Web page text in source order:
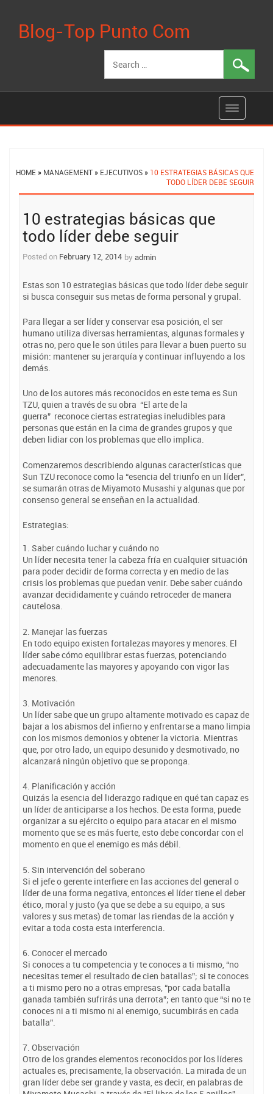
Blog-Top Punto Com
for:
HOME » MANAGEMENT » EJECUTIVOS » 10 ESTRATEGIAS BÁSICAS QUE
TODO LÍDER DEBE SEGUIR
10 estrategias básicas que
todo líder debe seguir
Posted on February 12, 2014 by admin
Estas son 10 estrategias básicas que todo líder debe seguir
si busca conseguir sus metas de forma personal y grupal.
Para llegar a ser líder y conservar esa posición, el ser
humano utiliza diversas herramientas, algunas formales y
otras no, pero que le son útiles para llevar a buen puerto su
misión: mantener su jerarquía y continuar influyendo a los
demás.
Uno de los autores más reconocidos en este tema es Sun
TZU, quien a través de su obra “El arte de la
guerra” reconoce ciertas estrategias ineludibles para
personas que están en la cima de grandes grupos y que
deben lidiar con los problemas que ello implica.
Comenzaremos describiendo algunas características que
Sun TZU reconoce como la “esencia del triunfo en un líder”,
se sumarán otras de Miyamoto Musashi y algunas que por
consenso general se enseñan en la actualidad.
Estrategias:
1. Saber cuándo luchar y cuándo no
Un líder necesita tener la cabeza fría en cualquier situación
para poder decidir de forma correcta y en medio de las
crisis los problemas que puedan venir. Debe saber cuándo
avanzar decididamente y cuándo retroceder de manera
cautelosa.
2. Manejar las fuerzas
En todo equipo existen fortalezas mayores y menores. El
líder sabe cómo equilibrar estas fuerzas, potenciando
adecuadamente las mayores y apoyando con vigor las
menores.
3. Motivación
Un líder sabe que un grupo altamente motivado es capaz de
bajar a los abismos del infierno y enfrentarse a mano limpia
con los mismos demonios y obtener la victoria. Mientras
que, por otro lado, un equipo desunido y desmotivado, no
alcanzará ningún objetivo que se proponga.
4. Planificación y acción
Quizás la esencia del liderazgo radique en qué tan capaz es
un líder de anticiparse a los hechos. De esta forma, puede
organizar a su ejército o equipo para atacar en el mismo
momento que se es más fuerte, esto debe concordar con el
momento en que el enemigo es más débil.
5. Sin intervención del soberano
Si el jefe o gerente interfiere en las acciones del general o
líder de una forma negativa, entonces el líder tiene el deber
ético, moral y justo (ya que se debe a su equipo, a sus
valores y sus metas) de tomar las riendas de la acción y
evitar a toda costa esta interferencia.
6. Conocer el mercado
Si conoces a tu competencia y te conoces a ti mismo, “no
necesitas temer el resultado de cien batallas”; si te conoces
a ti mismo pero no a otras empresas, “por cada batalla
ganada también sufrirás una derrota”; en tanto que “si no te
conoces ni a ti mismo ni al enemigo, sucumbirás en cada
batalla”.
7. Observación
Otro de los grandes elementos reconocidos por los líderes
actuales es, precisamente, la observación. La mirada de un
gran líder debe ser grande y vasta, es decir, en palabras de
navigation